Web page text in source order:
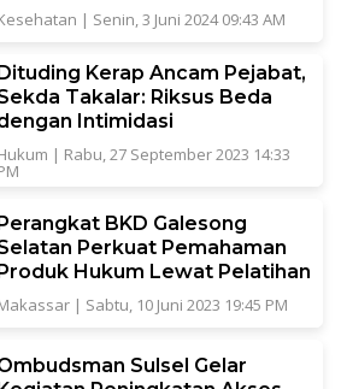
| Senin, 3 Juni 2024 09:43 AM
Kerap Ancam Pejabat,
Takalar: Riksus Beda
Intimidasi
| Rabu, 27 September 2023 14:33
Perangkat BKD Galesong
Perkuat Pemahaman
Produk Hukum Lewat Pelatihan
| Sabtu, 10 Juni 2023 19:45 PM
Sulsel Gelar